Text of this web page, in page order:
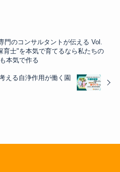
門のコンサルタントが伝える Vol.
育士"を本気で育てるなら私たちの
本気で作る
える自浄作用が働く園